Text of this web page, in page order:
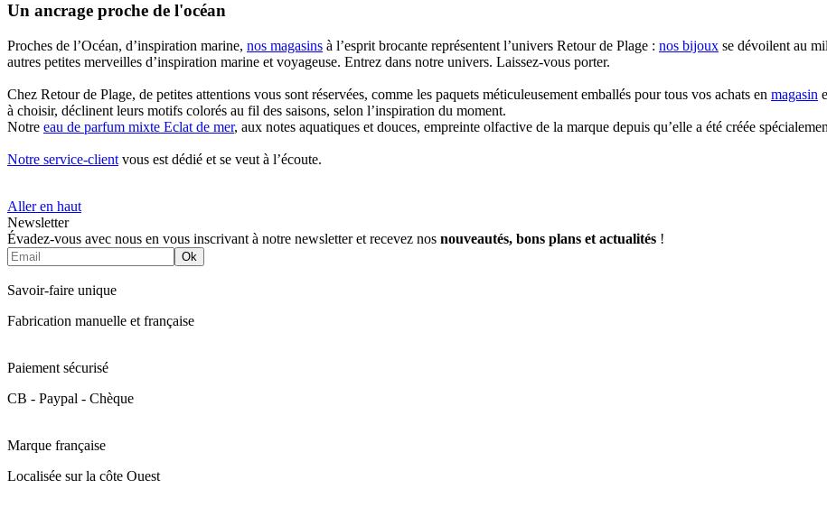
Un ancrage proche de l'océan
Proches de l’Océan, d’inspiration marine, nos magasins à l’esprit brocante représentent l’univers Retour de Plage : nos bijoux se dévoilent au
autres petites merveilles d’inspiration marine et voyageuse. Entrez dans notre univers. Laissez-vous porter.
Chez Retour de Plage, de petites attentions vous sont réservées, comme les paquets méticuleusement emballés pour tous vos achats en magasin
à choisir, déclinent leurs motifs colorés au fil des saisons, selon l’inspiration du moment.
Notre eau de parfum mixte Eclat de mer, aux notes aquatiques et douces, empreinte olfactive de la marque depuis qu’elle a été créée
Notre service-client vous est dédié et se veut à l’écoute.
Aller en haut
Newsletter
Évadez-vous avec nous en vous inscrivant à notre newsletter et recevez nos nouveautés, bons plans et actualités !
Ok
Savoir-faire unique
Fabrication manuelle et française
Paiement sécurisé
CB - Paypal - Chèque
Marque française
Localisée sur la côte Ouest